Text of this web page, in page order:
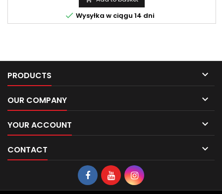
 Wysyłka w ciągu 14 dni
PRODUCTS 
OUR COMPANY 
YOUR ACCOUNT 
CONTACT 